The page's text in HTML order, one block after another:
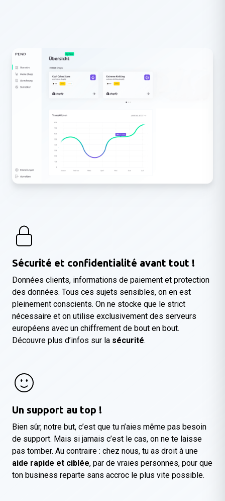
Sécurité et confidentialité avant tout !
Données clients, informations de paiement et protection
des données. Tous ces sujets sensibles, on en est
pleinement conscients. On ne stocke que le strict
nécessaire et on utilise exclusivement des serveurs
européens avec un chiffrement de bout en bout.
Découvre plus d’infos sur la sécurité.
Un support au top !
Bien sûr, notre but, c’est que tu n’aies même pas besoin
de support. Mais si jamais c’est le cas, on ne te laisse
pas tomber. Au contraire : chez nous, tu as droit à une
aide rapide et ciblée, par de vraies personnes, pour que
ton business reparte sans accroc le plus vite possible.